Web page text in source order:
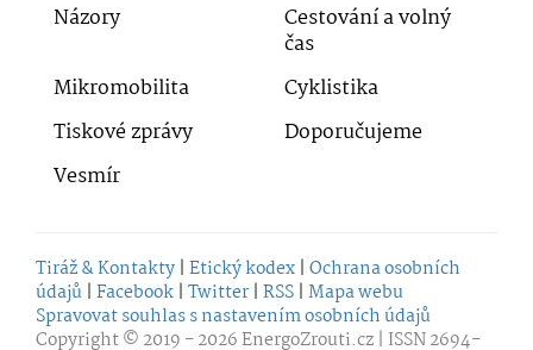
Názory
Cestování a volný
čas
Mikromobilita
Cyklistika
Tiskové zprávy
Doporučujeme
Vesmír
Tiráž & Kontakty | Etický kodex | Ochrana osobních
údajů | Facebook | Twitter | RSS | Mapa webu
Spravovat souhlas s nastavením osobních údajů
Copyright © 2019 - 2026EnergoZrouti.cz | ISSN 2694-